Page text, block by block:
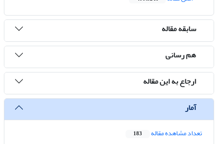
سابقه مقاله
هم رسانی
ارجاع به این مقاله
آمار
تعداد مشاهده مقاله 183